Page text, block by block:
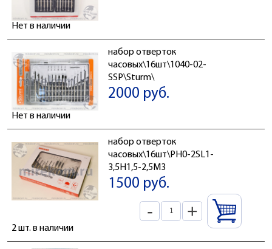
Нет в наличии
набор отверток
часовых\16шт\1040-02-
SSP\Sturm\
2000 руб.
Нет в наличии
набор отверток
часовых\16шт\PH0-2SL1-
3,5H1,5-2,5M3
1500 руб.
- +
2 шт. в наличии